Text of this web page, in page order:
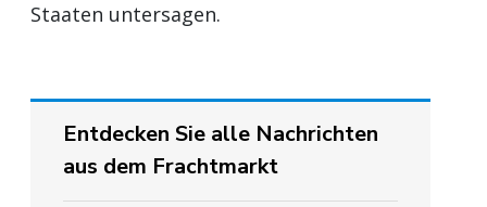
Staaten untersagen.
Entdecken Sie alle Nachrichten
aus dem Frachtmarkt